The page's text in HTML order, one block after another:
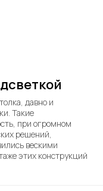
давно и
Такие
при огромном
решений,
вескими
этих конструкций